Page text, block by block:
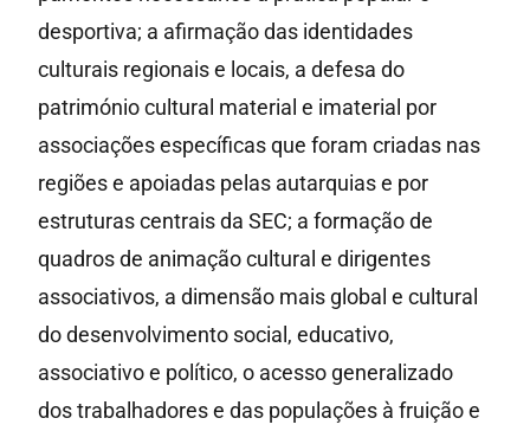
desportiva; a afirmação das identidades
culturais regionais e locais, a defesa do
património cultural material e imaterial por
associações específicas que foram criadas nas
regiões e apoiadas pelas autarquias e por
estruturas centrais da SEC; a formação de
quadros de animação cultural e dirigentes
associativos, a dimensão mais global e cultural
do desenvolvimento social, educativo,
associativo e político, o acesso generalizado
dos trabalhadores e das populações à fruição e